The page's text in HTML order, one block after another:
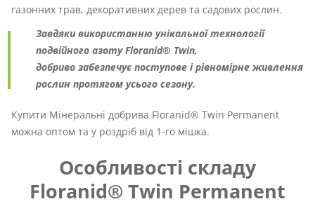
газонних трав, декоративних дерев та садових рослин.
Завдяки використанню унікальної технології
подвійного азоту Floranid® Twin,
добриво забезпечує поступове і рівномірне живлення
рослин протягом усього сезону.
Купити Мінеральні добрива Floranid® Twin Permanent
можна оптом та у роздріб від 1-го мішка.
Особливості складу
Floranid® Twin Permanent